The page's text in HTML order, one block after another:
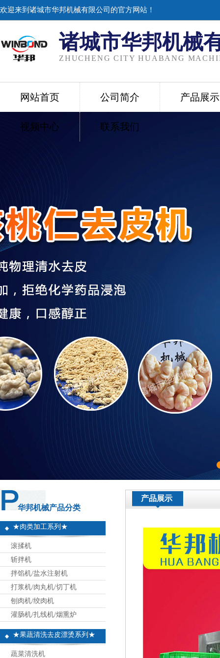
欢迎来到诸城市华邦机械有限公司的官方网站！
诸城市华邦机械
ZHUCHENG CITY HUABANG
网站首页 公司简介 产品展示
视频中心 联系我们
华邦机械产品分类
★肉类加工系列★
滚揉机
斩拌机
拌馅机/盐水注射机
打浆机/肉丸机/切丁机
刨肉机/绞肉机
灌肠机/扎线机/烟熏炉
★果蔬清洗去皮漂烫系列★
蔬菜清洗机
产品展示